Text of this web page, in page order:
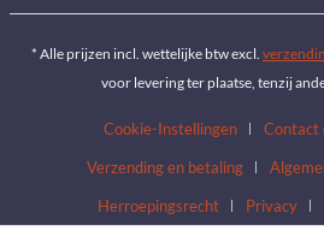
* Alle prijzen incl. wettelijke btw excl.
voor levering ter plaatse, tenzij
Cookie-Instellingen
Contact
Verzending en betaling
Herroepingsrecht
Privacy